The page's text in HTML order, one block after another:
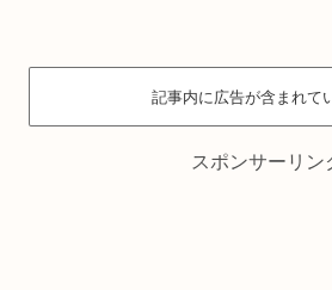
記事内に広告が含まれて
スポンサーリン